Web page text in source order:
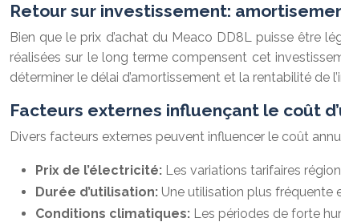
Retour sur investissement:
Bien que le prix d’achat du Meaco DD8L puisse être
réalisées sur le long terme compensent cet
déterminer le délai d’amortissement et la rentabilité de
Facteurs externes influençant le coût
Divers facteurs externes peuvent influencer le coût
Prix de l’électricité: Les variations tarifaires
Durée d’utilisation: Une utilisation plus fréquente
Conditions climatiques: Les périodes de forte